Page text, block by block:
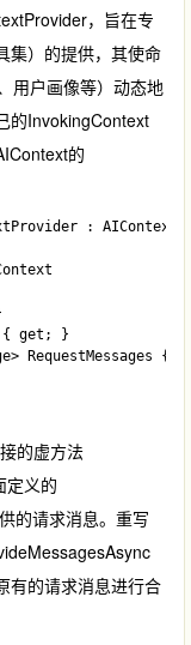
，旨在专
集）的提供，其使命
用户画像等）动态地
的InvokingContext
的
:
get; }
RequestMessages {
的虚方法
定义的
的请求消息。重写
有的请求消息进行合